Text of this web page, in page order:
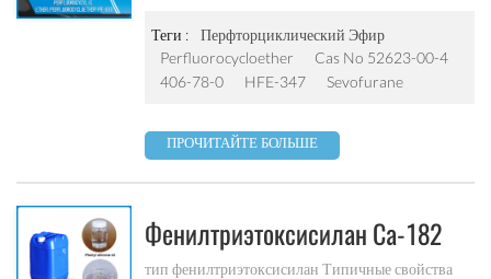
Теги :
Перфторциклический Эфир
Perfluorocycloether
Cas No 52623-00-4
406-78-0
HFE-347 Sevofurane
ПРОЧИТАЙТЕ БОЛЬШЕ
Фенилтриэтоксисилан Ca-182
тип фенилтриэтоксисилан Типичные свойства